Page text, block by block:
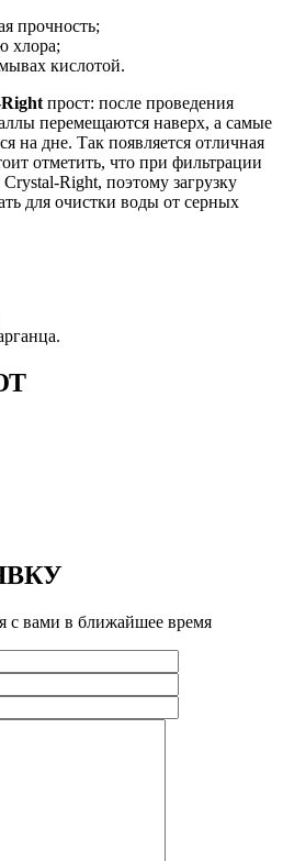
прочность;
хлора;
кислотой.
прост: после проведения
перемещаются наверх, а самые
на дне. Так появляется отличная
отметить, что при фильтрации
Right, поэтому загрузку
для очистки воды от серных
с вами в ближайшее время